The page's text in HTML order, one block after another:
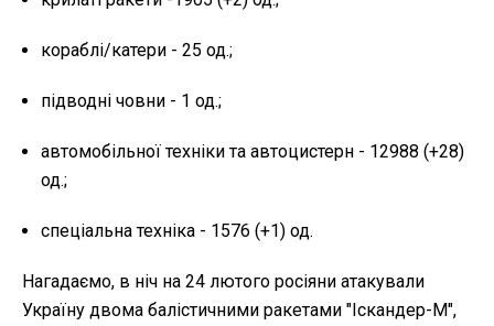
кораблі/катери - 25 од.;
підводні човни - 1 од.;
автомобільної техніки та автоцистерн - 12988 (+28)
од.;
спеціальна техніка - 1576 (+1) од.
Нагадаємо, в ніч на 24 лютого росіяни атакували
Україну двома балістичними ракетами "Іскандер-М",